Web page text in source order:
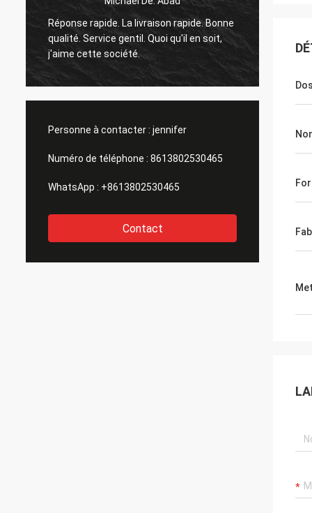
Réponse rapide. La livraison rapide. Bonne
qualité. Service gentil. Quoi qu'il en soit,
j'aime cette société.
tous
Personne à contacter : jennifer
Numéro de téléphone : 8613802530465
WhatsApp : +8613802530465
Contact